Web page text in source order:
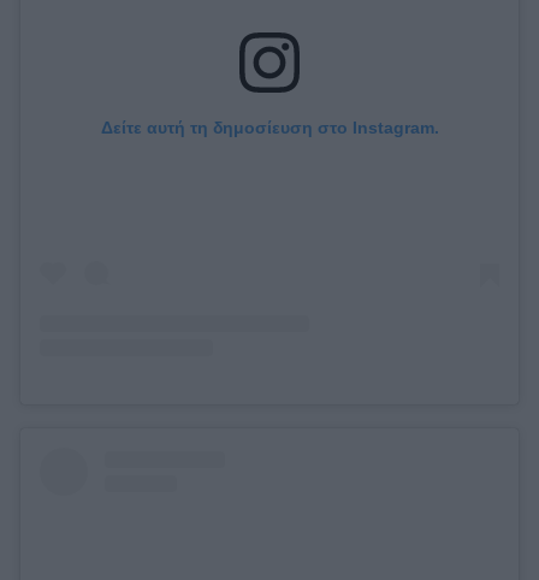
Δείτε αυτή τη δημοσίευση στο Instagram.